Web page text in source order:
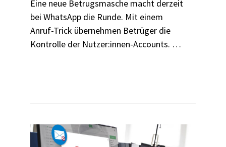
Eine neue Betrugsmasche macht derzeit
bei WhatsApp die Runde. Mit einem
Anruf-Trick übernehmen Betrüger die
Kontrolle der Nutzer:innen-Accounts. Wir